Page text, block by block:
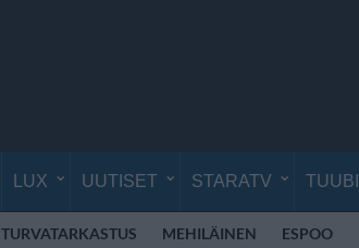
LUX UUTISET STARATV TUUBI
TURVATARKASTUS MEHILÄINEN ESPOO